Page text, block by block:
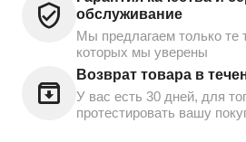
обслуживание
Мы предлагаем только те
которых мы уверены
Возврат товара в
У вас есть 30 дней, для
протестировать вашу